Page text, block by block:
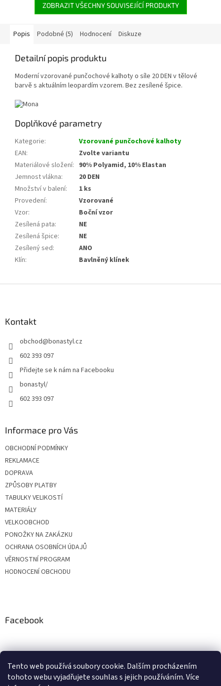
Tento web používá soubory cookie. Dalším procházením
tohoto webu vyjadřujete souhlas s jejich používáním. Více
ZOBRAZIT VŠECHNY SOUVISEJÍCÍ PRODUKTY
Popis Podobné (5) Hodnocení Diskuze
Detailní popis produktu
Moderní vzorované punčochové kalhoty o síle 20 DEN v tělové
barvě s aktuálním leopardím vzorem. Bez zesílené špice.
Doplňkové parametry
Kategorie:
Vzorované punčochové kalhoty
EAN:
Zvolte variantu
Materiálové složení: 90% Polyamid, 10% Elastan
Jemnost vlákna:
20 DEN
Množství v balení:
1 ks
Provedení:
Vzorované
Vzor:
Boční vzor
Zesílená pata:
NE
Zesílená špice:
NE
Zesílený sed:
ANO
Klín: Bavlněný klínek
Kontakt
obchod@bonastyl.cz
602 393 097
Přidejte se k nám na Facebooku
bonastyl/
602 393 097
Informace pro Vás
OBCHODNÍ PODMÍNKY
REKLAMACE
DOPRAVA
ZPŮSOBY PLATBY
TABULKY VELIKOSTÍ
MATERIÁLY
VELKOOBCHOD
PONOŽKY NA ZAKÁZKU
OCHRANA OSOBNÍCH ÚDAJŮ
VĚRNOSTNÍ PROGRAM
HODNOCENÍ OBCHODU
Facebook